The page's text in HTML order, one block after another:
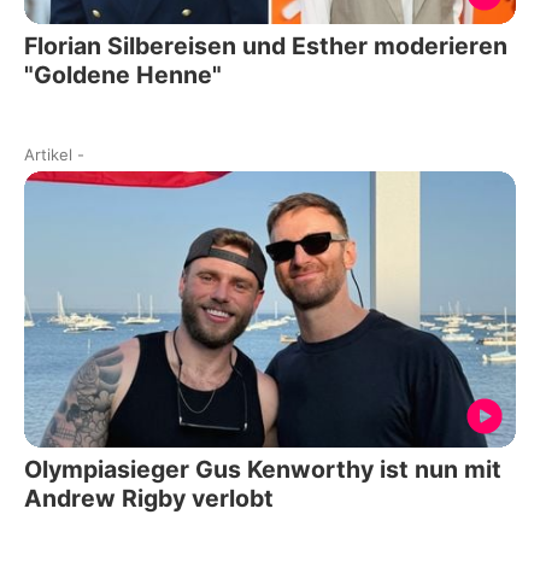
Florian Silbereisen und Esther moderieren
"Goldene Henne"
Artikel -
Olympiasieger Gus Kenworthy ist nun mit
Andrew Rigby verlobt